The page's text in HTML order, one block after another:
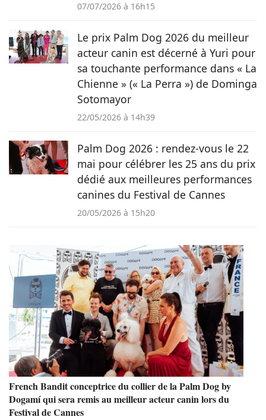
07/07/2026 à 16h15
Le prix Palm Dog 2026 du meilleur
acteur canin est décerné à Yuri pour
sa touchante performance dans « La
Chienne » (« La Perra ») de Dominga
Sotomayor
22/05/2026 à 14h39
Palm Dog 2026 : rendez-vous le 22
mai pour célébrer les 25 ans du prix
dédié aux meilleures performances
canines du Festival de Cannes
20/05/2026 à 15h20
French Bandit conceptrice du collier de la Palm Dog by
Dogamí qui sera remis au meilleur acteur canin lors du
Festival de Cannes